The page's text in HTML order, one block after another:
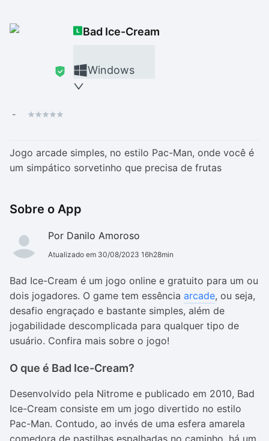
Bad Ice-Cream
Windows
-
Jogo arcade simples, no estilo Pac-Man, onde você é
um simpático sorvetinho que precisa de frutas
Sobre o App
Por Danilo Amoroso
Atualizado em 30/08/2023 16h28min
Bad Ice-Cream é um jogo online e gratuito para um ou
dois jogadores. O game tem essência arcade, ou seja,
desafio engraçado e bastante simples, além de
jogabilidade descomplicada para qualquer tipo de
usuário. Confira mais sobre o jogo!
O que é Bad Ice-Cream?
Desenvolvido pela Nitrome e publicado em 2010, Bad
Ice-Cream consiste em um jogo divertido no estilo
Pac-Man. Contudo, ao invés de uma esfera amarela
comedora de pastilhas espalhadas no caminho, há um